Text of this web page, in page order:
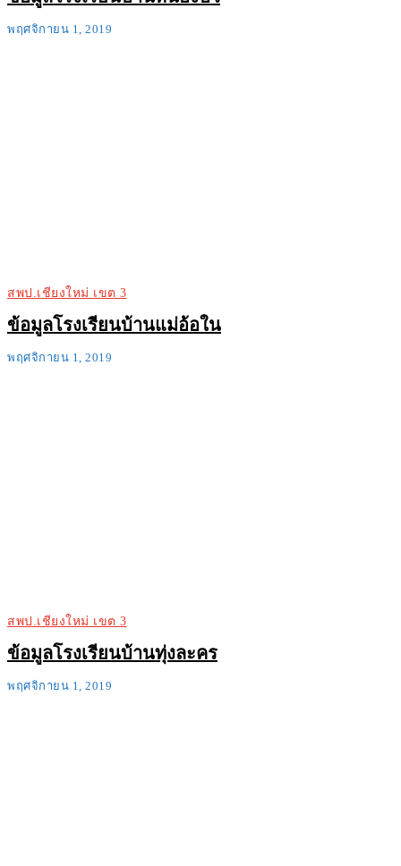
พฤศจิกายน 1, 2019
สพป.เชียงใหม่ เขต 3
ข้อมูลโรงเรียนบ้านแม่อ้อใน
พฤศจิกายน 1, 2019
สพป.เชียงใหม่ เขต 3
ข้อมูลโรงเรียนบ้านทุ่งละคร
พฤศจิกายน 1, 2019